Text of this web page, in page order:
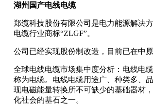
湖州国产电线电缆
郑缆科技股份有限公司是电力能源解决
电缆行业商标“ZLGF”。
公司已经实现股份制改造，目前已在中
全球电线电缆市场集中度分析：电线电
称为电缆。电线电缆用途广、种类多、
现电磁能量转换所不可缺少的基础器材
化社会的基石之一。